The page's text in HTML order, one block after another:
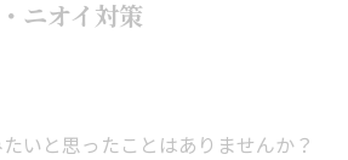
ニオイ対策
いと思ったことはありませんか？